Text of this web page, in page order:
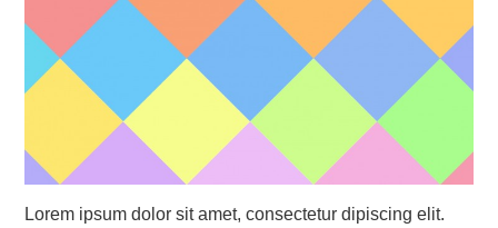
Lorem ipsum dolor sit amet, consectetur dipiscing elit.